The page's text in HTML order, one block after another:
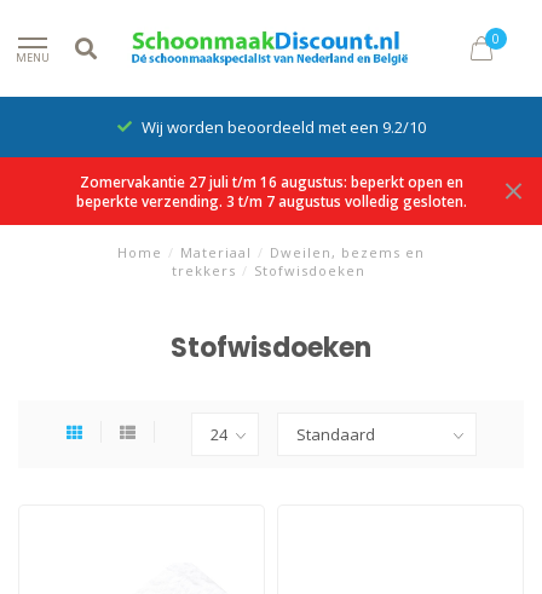
MENU
0
Wij worden beoordeeld met een 9.2/10
Zomervakantie 27 juli t/m 16 augustus: beperkt open en
beperkte verzending. 3 t/m 7 augustus volledig gesloten.
Home / Materiaal / Dweilen, bezems en
trekkers / Stofwisdoeken
Stofwisdoeken